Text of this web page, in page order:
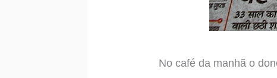
No café da manhã o